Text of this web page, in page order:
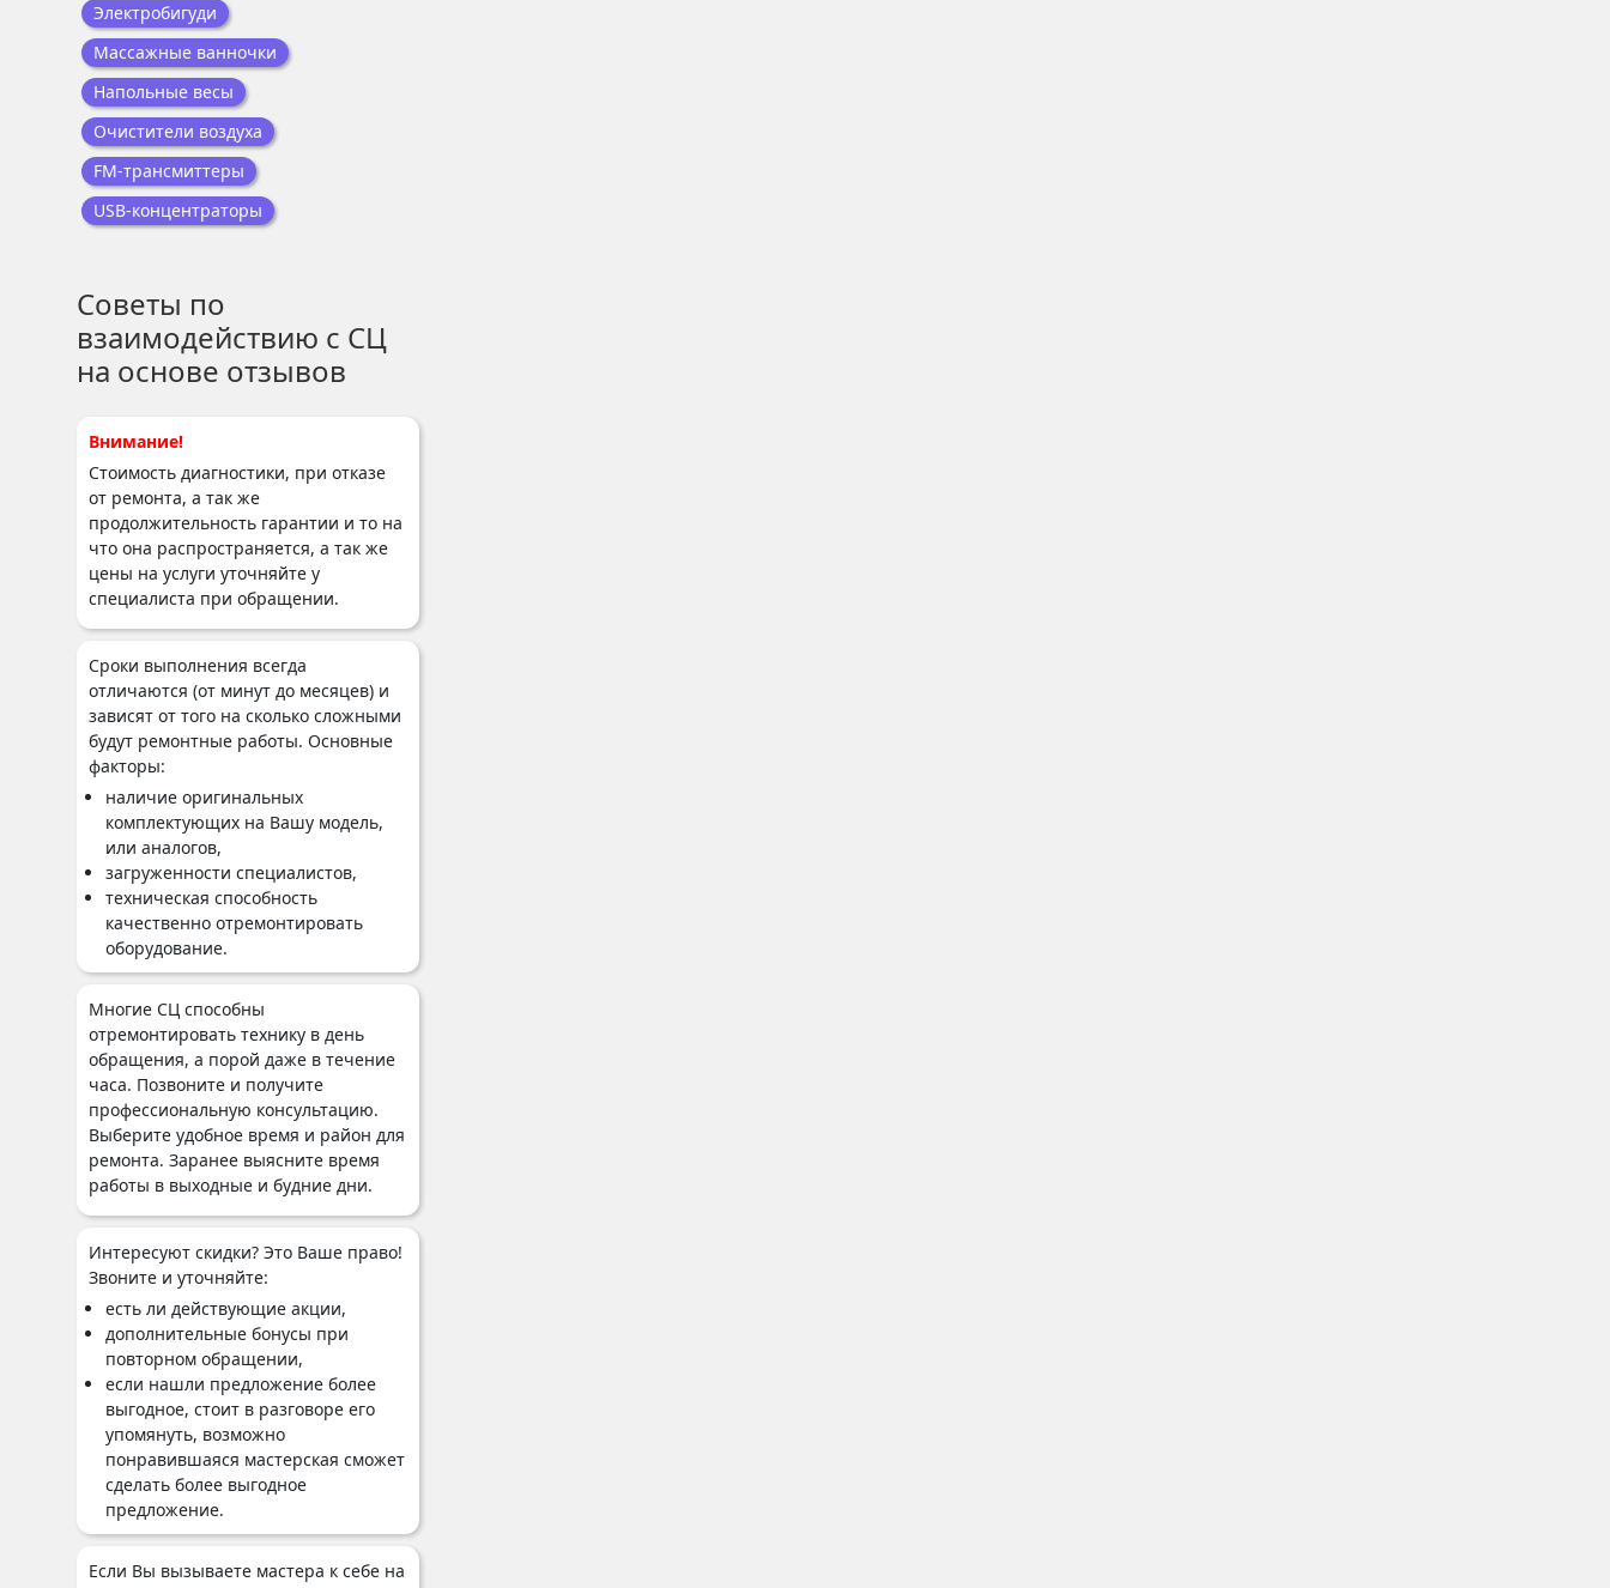
Электробигуди
Массажные ванночки
Напольные весы
Очистители воздуха
FM-трансмиттеры
USB-концентраторы
Советы по
взаимодействию с СЦ
на основе отзывов
Внимание!
Стоимость диагностики, при отказе
от ремонта, а так же
продолжительность гарантии и то на
что она распространяется, а так же
цены на услуги уточняйте у
специалиста при обращении.
Сроки выполнения всегда
отличаются (от минут до месяцев) и
зависят от того на сколько сложными
будут ремонтные работы. Основные
факторы:
наличие оригинальных
комплектующих на Вашу модель,
или аналогов,
загруженности специалистов,
техническая способность
качественно отремонтировать
оборудование.
Многие СЦ способны
отремонтировать технику в день
обращения, а порой даже в течение
часа. Позвоните и получите
профессиональную консультацию.
Выберите удобное время и район для
ремонта. Заранее выясните время
работы в выходные и будние дни.
Интересуют скидки? Это Ваше право!
Звоните и уточняйте:
есть ли действующие акции,
дополнительные бонусы при
повторном обращении,
если нашли предложение более
выгодное, стоит в разговоре его
упомянуть, возможно
понравившаяся мастерская сможет
сделать более выгодное
предложение.
Если Вы вызываете мастера к себе на